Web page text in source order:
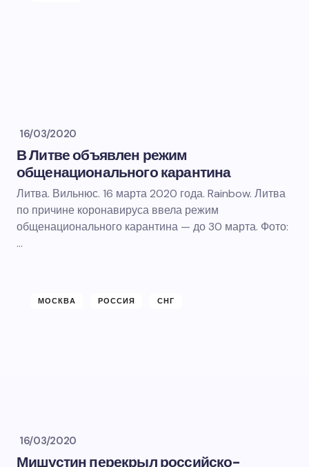
16/03/2020
В Литве объявлен режим
общенационального карантина
Литва. Вильнюс. 16 марта 2020 года. Rainbow. Литва
по причине коронавируса ввела режим
общенационального карантина — до 30 марта. Фото:
…
МОСКВА РОССИЯ СНГ
16/03/2020
Мишустин перекрыл российско-